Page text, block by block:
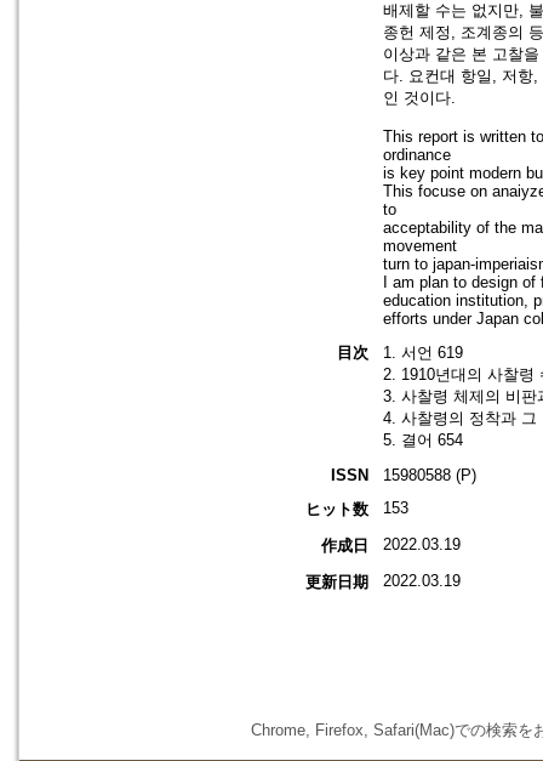
배제할 수는 없지만,
종헌 제정, 조계종의
이상과 같은 본 고찰
다. 요컨대 항일, 저항
인 것이다.
This report is written
ordinance
is key point modern
This focuse on
to
acceptability of the
movement
turn to japan-
I am plan to design
education institution,
efforts under Japan
目次
1. 서언 619
2. 1910년대의 사찰령
3. 사찰령 체제의 비판
4. 사찰령의 정착과 그
5. 결어 654
ISSN
15980588 (P)
ヒット数
153
作成日 2022.03.19
更新日期 2022.03.19
Chrome, Firefox, Safari(Mac)での検索を